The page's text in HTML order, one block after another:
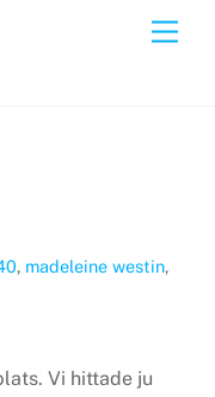
, madeleine westin,
Vi hittade ju